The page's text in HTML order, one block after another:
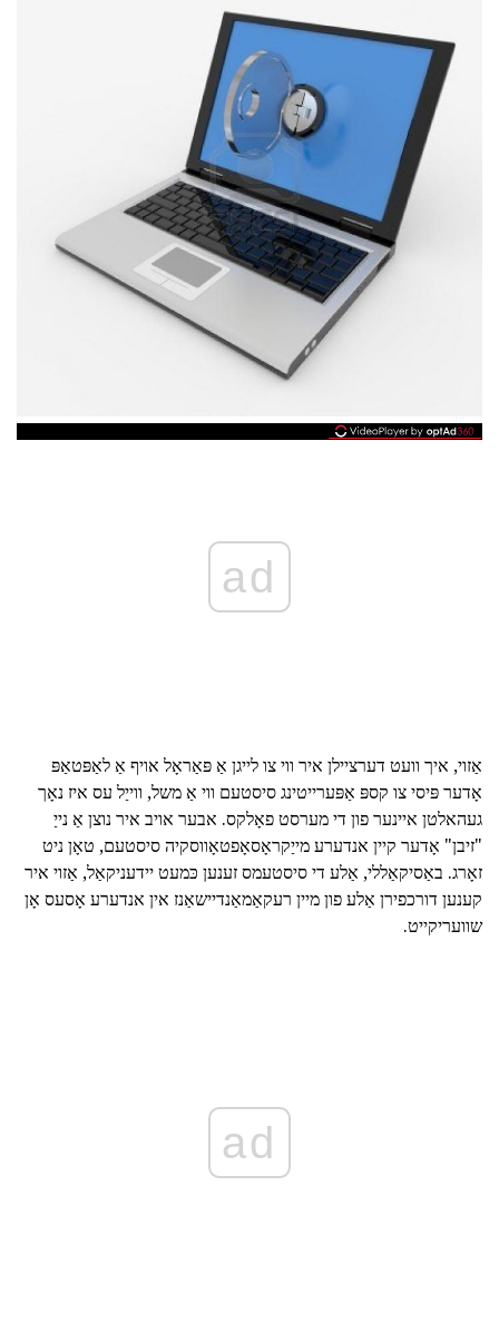
ad
אַזוי, איך וועט דערציילן איר ווי צו לייגן אַ פּאַראָל אויף אַ לאַפּטאַפּ
אָדער פּיסי צו קספּ אַפּערייטינג סיסטעם ווי אַ משל, ווייַל עס איז נאָך
געהאלטן איינער פון די מערסט פאָלקס. אבער אויב איר נוצן אַ נייַ
"זיבן" אָדער קיין אנדערע מייַקראָסאָפטאָווסקיה סיסטעם, טאָן ניט
זאָרג. באַסיקאַללי, אַלע די סיסטעמס זענען כּמעט יידעניקאַל, אַזוי איר
קענען דורכפירן אַלע פון מיין רעקאַמאַנדיישאַנז אין אנדערע אָסעס אָן
שוועריקייט.
ad